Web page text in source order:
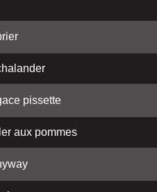
pissette
aux pommes